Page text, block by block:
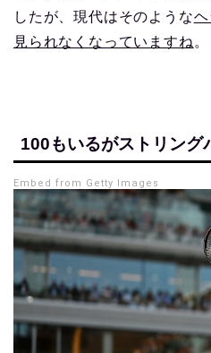
したが、現代はそのような
見られなくなっていますね 。
100もいるがストリング
Embed from Getty Images